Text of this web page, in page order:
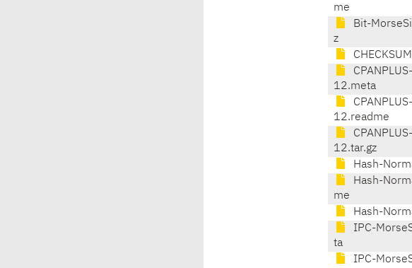
me
Bit-
z
12.meta
12.readme
12.tar.gz
Hash-
Hash-
me
Hash-
IPC-
ta
IPC-